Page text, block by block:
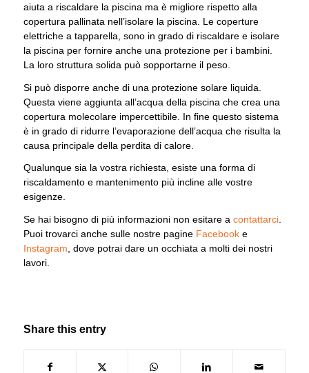
aiuta a riscaldare la piscina ma è migliore rispetto alla
copertura pallinata nell’isolare la piscina. Le coperture
elettriche a tapparella, sono in grado di riscaldare e isolare
la piscina per fornire anche una protezione per i bambini.
La loro struttura solida può sopportarne il peso.
Si può disporre anche di una protezione solare liquida.
Questa viene aggiunta all’acqua della piscina che crea una
copertura molecolare impercettibile. In fine questo sistema
è in grado di ridurre l’evaporazione dell’acqua che risulta la
causa principale della perdita di calore.
Qualunque sia la vostra richiesta, esiste una forma di
riscaldamento e mantenimento più incline alle vostre
esigenze.
Se hai bisogno di più informazioni non esitare a contattarci.
Puoi trovarci anche sulle nostre pagine Facebooke
Instagram, dove potrai dare un occhiata a molti dei nostri
lavori.
Share this entry